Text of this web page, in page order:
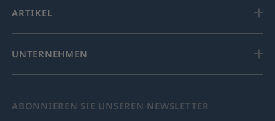
ARTIKEL
UNTERNEHMEN
ABONNIEREN SIE UNSEREN NEWSLETTER